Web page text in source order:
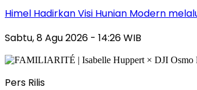
Himel Hadirkan Visi Hunian Modern
Sabtu, 8 Agu 2026 - 14:26 WIB
Pers Rilis